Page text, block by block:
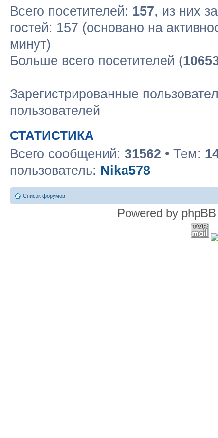
Всего посетителей: 157, из них
гостей: 157 (основано на
минут)
Больше всего посетителей (
Зарегистрированные
пользователей
СТАТИСТИКА
Всего сообщений: 31562 • Тем:
пользователь: Nika578
Список форумов
Powered by